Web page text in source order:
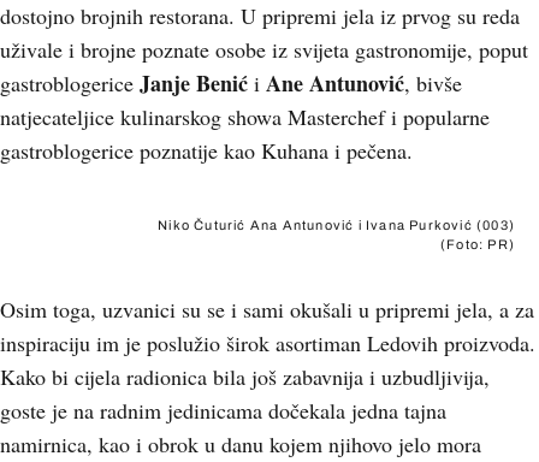
dostojno brojnih restorana. U pripremi jela iz prvog su reda
uživale i brojne poznate osobe iz svijeta gastronomije, poput
gastroblogerice Janje Benić i Ane Antunović, bivše
natjecateljice kulinarskog showa Masterchef i popularne
gastroblogerice poznatije kao Kuhana i pečena.
Niko Čuturić Ana Antunović i Ivana Purković (003)
(Foto: PR)
Osim toga, uzvanici su se i sami okušali u pripremi jela, a za
inspiraciju im je poslužio širok asortiman Ledovih proizvoda.
Kako bi cijela radionica bila još zabavnija i uzbudljivija,
goste je na radnim jedinicama dočekala jedna tajna
namirnica, kao i obrok u danu kojem njihovo jelo mora